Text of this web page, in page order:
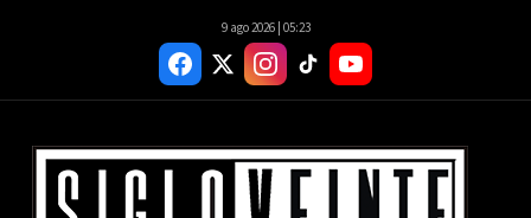
9 ago 2026 | 05:23